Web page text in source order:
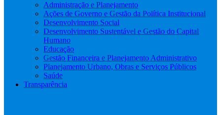
Administração e Planejamento
Ações de Governo e Gestão da Política Institucional
Desenvolvimento Social
Desenvolvimento Sustentável e Gestão do Capital
Humano
Educação
Gestão Financeira e Planejamento Administrativo
Planejamento Urbano, Obras e Serviços Públicos
Saúde
Transparência